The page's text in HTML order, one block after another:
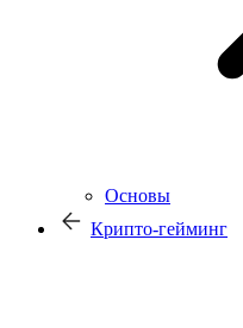
Основы
Крипто-гейминг